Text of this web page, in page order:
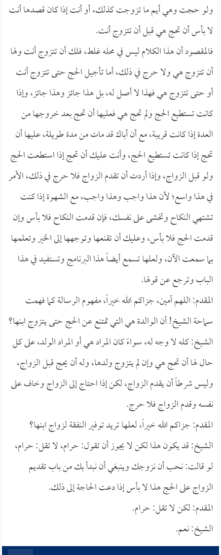
ولو حجت وهي أيم ما تزوجت كذلك، أو أنت إذا كان قصدها أنت
لا بأس أن تحج هي قبل أن تتزوج أنت.
فالمقصود أن هذا الكلام ليس في محله غلط، فلك أن تتزوج أنت ولها
أن تتزوج هي ولا حرج في ذلك، أما تأجيل الحج حتى تتزوج أنت
أو حتى تتزوج هي فهذا لا أصل له، بل هذا جائز وهذا جائز، وإذا
كانت تستطيع الحج ولم تحج هي فعليها أن تحج بعد خروجها من
العدة إذا كانت قريبة، مع أن أباك قد مات من مدة طويلة، عليها أن
تحج إذا كانت تستطيع الحج، وأنت عليك أن تحج إذا استطعت الحج
ولو قبل الزواج، وإذا أردت أن تقدم الزواج فلا حرج في ذلك، الأمر
في هذا واسع؛ لأن هذا واجب وهذا واجب، مع الشهوة إذا كنت
تشتهي النكاح وتخشى على نفسك، فإن قدمت النكاح فلا بأس وإن
قدمت الحج فلا بأس، وعليك أن تقنعها وتوجهها إلى الخير وتعلمها
بما سمعت الآن، ولعلها تسمع أيضاً هذا البرنامج وتستفيد في هذا
الباب وترجع عن قولها.
المقدم: اللهم آمين، جزاكم الله خيراً، مفهوم الرسالة كما فهمت
سماحة الشيخ! أن الوالدة هي التي تمتنع عن الحج حتى يتزوج ابنها؟
الشيخ: كله لا وجه له، سواءً كان المراد هي أو المراد الولد، على كل
حال لها أن تحج هي وإن لم يتزوج ولدها، وله أن يحج قبل الزواج،
وليس شرطاً أن يقدم الزواج، لكن إذا احتاج إلى الزواج وخاف على
نفسه وقدم الزواج فلا حرج.
المقدم: جزاكم الله خيراً، لعلها تريد توفير النفقة لزواج ابنها؟
الشيخ: قد يكون هذا لكن لا يجوز أن تقول: حرام، لا تقل: حرام،
لو قالت: نحب أن نزوجك وينبغي أن نبدأ بك من باب تقديم
الزواج على الحج هذا لا بأس إذا دعت الحاجة إلى ذلك.
المقدم: لكن لا تقل: حرام.
الشيخ: نعم.